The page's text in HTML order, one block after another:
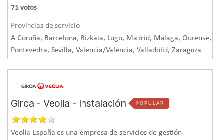
obligatorio para obtener la certificación. MICA WELL
permitereducir costes sustancialmente en las mediciones
anualesal hacerlas mediante monitorización en lugar de
A05 Air Quality Monitoring and Awareness(part 1 & 2).
Permite obtener dos puntos.
T06 Thermal Comfort Monitoring.Permite obtener dos
puntos gracias a que el dispositivo MICA for WELL también
mide la temperatura y la humedad relativa.
71 votos
Provincias de servicio
A Coruña, Barcelona, Bizkaia, Lugo, Madrid, Málaga, Ourense,
Pontevedra, Sevilla, Valencia/València, Valladolid, Zaragoza
Giroa - Veolia - Instalación POPULAR
Veolia España es una empresa de servicios de gestión